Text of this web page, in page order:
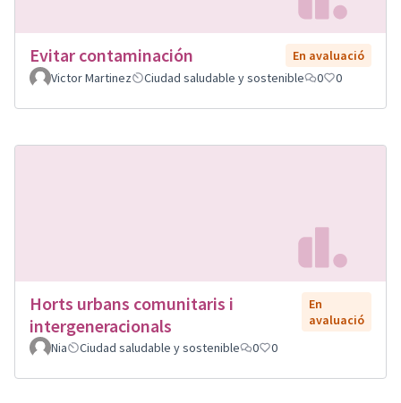
Evitar contaminación
En avaluació
Victor Martinez
Ciudad saludable y sostenible 0 0
Horts urbans comunitaris i
intergeneracionals
En
avaluació
Nia
Ciudad saludable y sostenible 0 0